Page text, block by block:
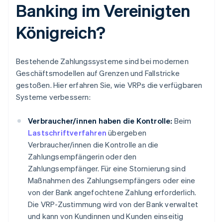
Banking im Vereinigten
Königreich?
Bestehende Zahlungssysteme sind bei modernen
Geschäftsmodellen auf Grenzen und Fallstricke
gestoßen. Hier erfahren Sie, wie VRPs die verfügbaren
Systeme verbessern:
Verbraucher/innen haben die Kontrolle: Beim
Lastschriftverfahren übergeben
Verbraucher/innen die Kontrolle an die
Zahlungsempfängerin oder den
Zahlungsempfänger. Für eine Stornierung sind
Maßnahmen des Zahlungsempfängers oder eine
von der Bank angefochtene Zahlung erforderlich.
Die VRP-Zustimmung wird von der Bank verwaltet
und kann von Kundinnen und Kunden einseitig